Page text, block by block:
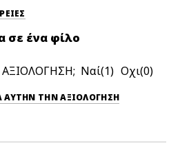
σε ένα φίλο
ΑΞΙΟΛΟΓΗΣΗ; 1 0
ΕΠΙΣΗΜΆΝΕΤΕ ΑΡΝΗΤΙΚΆ ΑΥΤΉΝ ΤΗΝ ΑΞΙΟΛΟΓΗΣΗ